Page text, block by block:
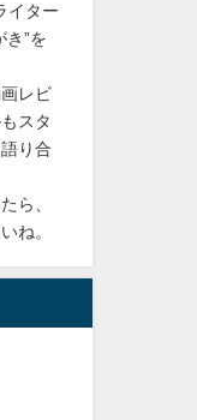
イター
き”を
レビ
スタ
り合
ら、
ね。